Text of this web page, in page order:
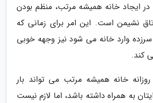
ایجاد خانه همیشه مرتب، منظم بودن
نشیمن است. این امر برای زمانی که
وارد خانه می شود نیز وجهه خوبی
کند.
خانه همیشه مرتب می تواند بار
به همراه داشته باشد، اما لازم نیست